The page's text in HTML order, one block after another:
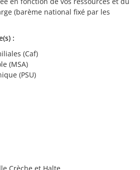
(barème national fixé par les
:
(Caf)
(MSA)
(PSU)